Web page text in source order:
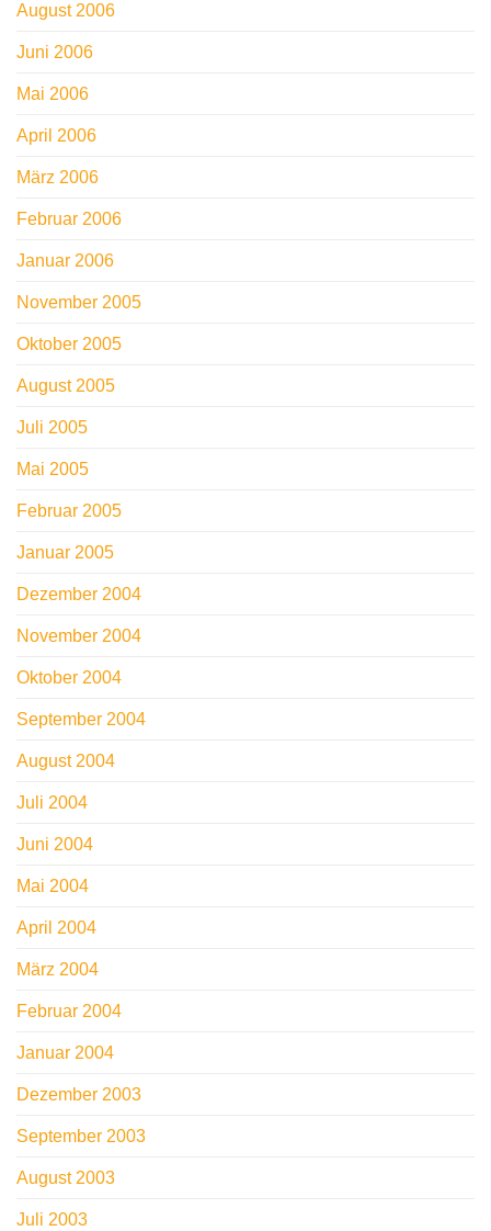
August 2006
Juni 2006
Mai 2006
April 2006
März 2006
Februar 2006
Januar 2006
November 2005
Oktober 2005
August 2005
Juli 2005
Mai 2005
Februar 2005
Januar 2005
Dezember 2004
November 2004
Oktober 2004
September 2004
August 2004
Juli 2004
Juni 2004
Mai 2004
April 2004
März 2004
Februar 2004
Januar 2004
Dezember 2003
September 2003
August 2003
Juli 2003